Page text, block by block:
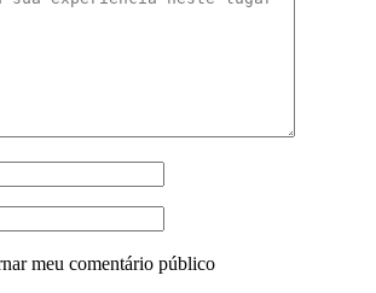
meu comentário público